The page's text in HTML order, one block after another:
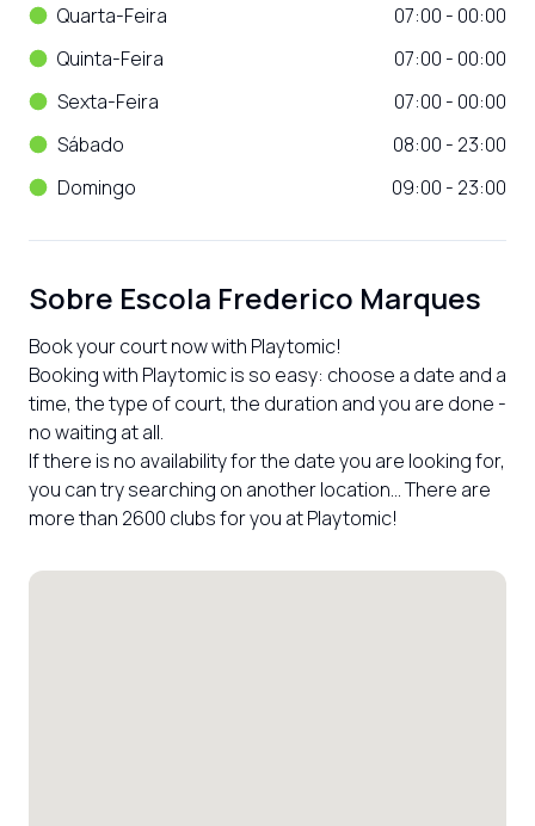
Quarta-Feira
07:00 - 00:00
Quinta-Feira
07:00 - 00:00
Sexta-Feira
07:00 - 00:00
Sábado
08:00 - 23:00
Domingo
09:00 - 23:00
Sobre Escola Frederico Marques
Book your court now with Playtomic!
Booking with Playtomic is so easy: choose a date and a
time, the type of court, the duration and you are done -
no waiting at all.
If there is no availability for the date you are looking for,
you can try searching on another location... There are
more than 2600 clubs for you at Playtomic!